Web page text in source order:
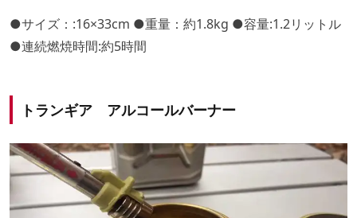
●サイズ：:16×33cm ●重量：約1.8kg ●容量:1.2リットル
●連続燃焼時間:約5時間
トランギア アルコールバーナー